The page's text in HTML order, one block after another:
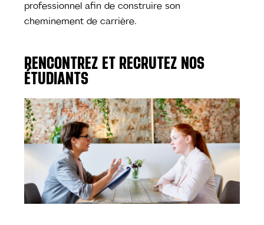
professionnel afin de construire son
cheminement de carrière.
RENCONTREZ ET RECRUTEZ NOS
ÉTUDIANTS